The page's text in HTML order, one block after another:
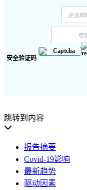
安全验证码
跳转到内容
报告摘要
Covid-19影响
最新趋势
驱动因素